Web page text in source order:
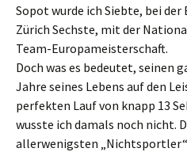
Sopot wurde ich Siebte, bei
Zürich Sechste, mit der
Team-Europameisterschaft.
Doch was es bedeutet, seinen
Jahre seines Lebens auf den
perfekten Lauf von knapp 13
wusste ich damals noch nicht.
allerwenigsten